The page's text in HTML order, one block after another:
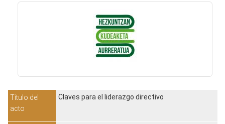
Título del
acto
Claves para el liderazgo directivo